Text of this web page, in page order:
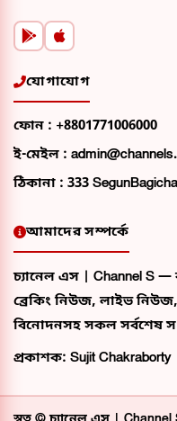
যোগাযোগ
ফোন : +8801771006000
ই-মেইল :
ঠিকানা : 333
আমাদের সম্পর্কে
চ্যানেল এস | Channel S —
ব্রেকিং নিউজ, লাইভ
বিনোদনসহ সকল সর্বশেষ
প্রকাশক: Sujit Chakraborty